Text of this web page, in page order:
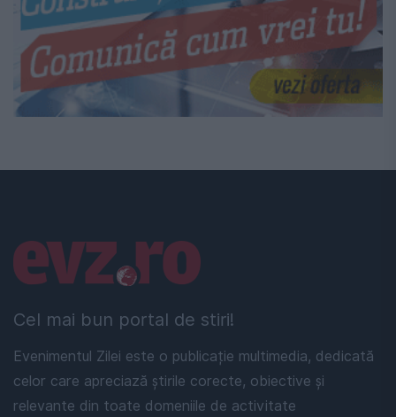
Cel mai bun portal de stiri!
Evenimentul Zilei este o publicație multimedia, dedicată
celor care apreciază știrile corecte, obiective și
relevante din toate domeniile de activitate
Linkuri utile